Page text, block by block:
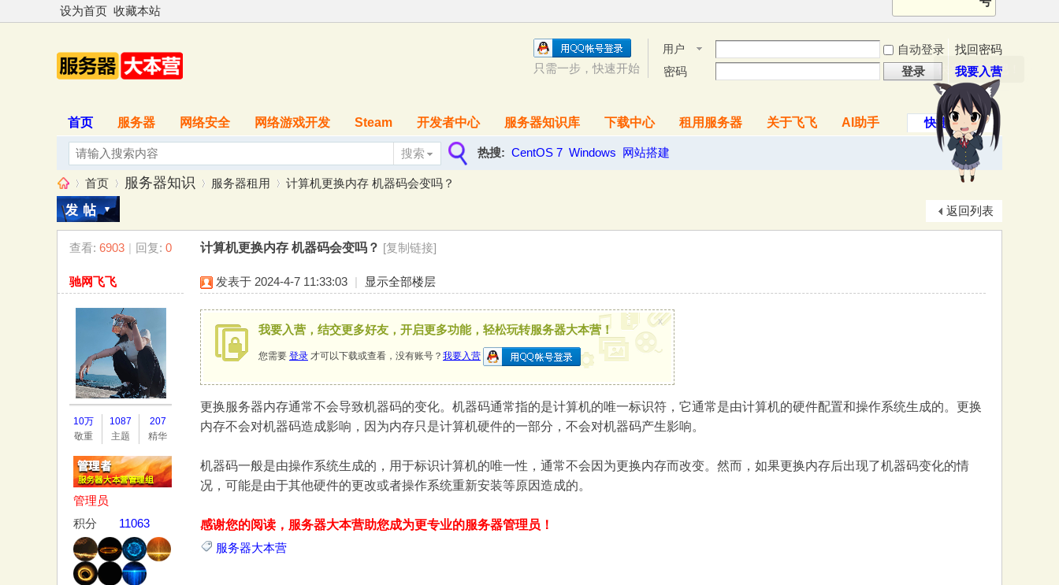
设为首页 收藏本站
用户
名
自动登录
找回密码
密码
登录 我要入营
只需一步，快速开始
快捷导航
首页 服务器 网络安全 网络游戏开发 Steam 开发者中心 服务器知识库 下载中心 租用服务器 关于飞飞 AI助手
搜索
热搜: CentOS 7 Windows 网站搭建
»
首页
›
服务器知识 服务器租用
›
计算机更换内存 机器码会变吗？
返回列表
查看: 6903 | 回复: 0 计算机更换内存 机器码会变吗？ [复制链接]
驰网飞飞
10万
敬重
1087
主题
207
精华
管理员
积分
11063
发表于 2024-4-7 11:33:03 | 显示全部楼层
我要入营，结交更多好友，开启更多功能，轻松玩转服务器大本营！
您需要 登录 才可以下载或查看，没有账号？ 我要入营
x
更换服务器内存通常不会导致机器码的变化。机器码通常指的是计算机的唯一标识符，它通常是由计算机的硬件配置和操作系统生成的。更换
内存不会对机器码造成影响，因为内存只是计算机硬件的一部分，不会对机器码产生影响。
机器码一般是由操作系统生成的，用于标识计算机的唯一性，通常不会因为更换内存而改变。然而，如果更换内存后出现了机器码变化的情
况，可能是由于其他硬件的更改或者操作系统重新安装等原因造成的。
感谢您的阅读，服务器大本营助您成为更专业的服务器管理员！
服务器大本营
快来逗我玩吧！